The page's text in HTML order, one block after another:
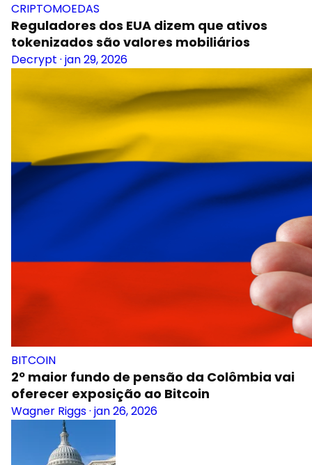
CRIPTOMOEDAS
Reguladores dos EUA dizem que ativos
tokenizados são valores mobiliários
Decrypt · jan 29, 2026
BITCOIN
2º maior fundo de pensão da Colômbia vai
oferecer exposição ao Bitcoin
Wagner Riggs· jan 26, 2026